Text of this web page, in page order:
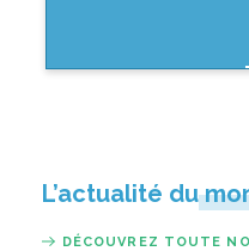
L’actualité du
DÉCOUVREZ TOUTE